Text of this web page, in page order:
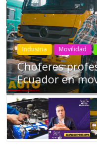
Industria Movilidad
Choferes
Ecuador en